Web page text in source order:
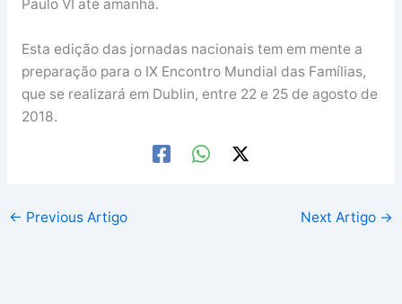
Paulo VI até amanhã.
Esta edição das jornadas nacionais tem em mente a
preparação para o IX Encontro Mundial das Famílias,
que se realizará em Dublin, entre 22 e 25 de agosto de
2018.
← Previous Artigo Next Artigo →